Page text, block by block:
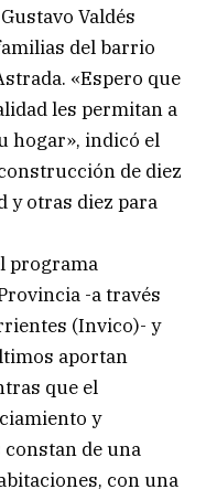
Valdés
del barrio
«Espero que
les permitan a
hogar», indicó el
de diez
y otras diez para
programa
-a través
(Invico)- y
aportan
que el
y
de una
con una